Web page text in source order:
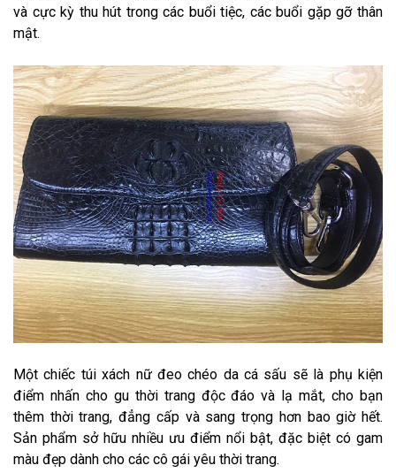
và cực kỳ thu hút trong các buổi tiệc, các buổi gặp gỡ thân
mật.
Một chiếc túi xách nữ đeo chéo da cá sấu sẽ là phụ kiện
điểm nhấn cho gu thời trang độc đáo và lạ mắt, cho bạn
thêm thời trang, đẳng cấp và sang trọng hơn bao giờ hết.
Sản phẩm sở hữu nhiều ưu điểm nổi bật, đặc biệt có gam
màu đẹp dành cho các cô gái yêu thời trang.